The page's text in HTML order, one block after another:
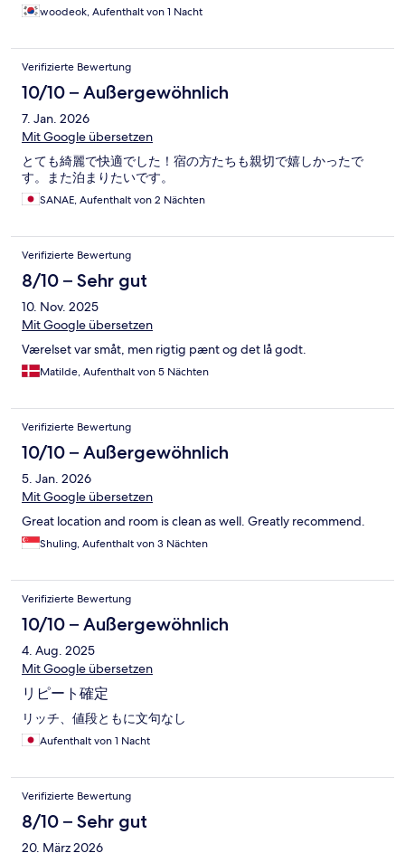
woodeok, Aufenthalt von 1 Nacht
Verifizierte Bewertung
10/10 – Außergewöhnlich
7. Jan. 2026
Mit Google übersetzen
とても綺麗で快適でした！宿の方たちも親切で嬉しかったで
す。また泊まりたいです。
SANAE, Aufenthalt von 2 Nächten
Verifizierte Bewertung
8/10 – Sehr gut
10. Nov. 2025
Mit Google übersetzen
Værelset var småt, men rigtig pænt og det lå godt.
Matilde, Aufenthalt von 5 Nächten
Verifizierte Bewertung
10/10 – Außergewöhnlich
5. Jan. 2026
Mit Google übersetzen
Great location and room is clean as well. Greatly recommend.
Shuling, Aufenthalt von 3 Nächten
Verifizierte Bewertung
10/10 – Außergewöhnlich
4. Aug. 2025
Mit Google übersetzen
リピート確定
リッチ、値段ともに文句なし
Aufenthalt von 1 Nacht
Verifizierte Bewertung
8/10 – Sehr gut
20. März 2026